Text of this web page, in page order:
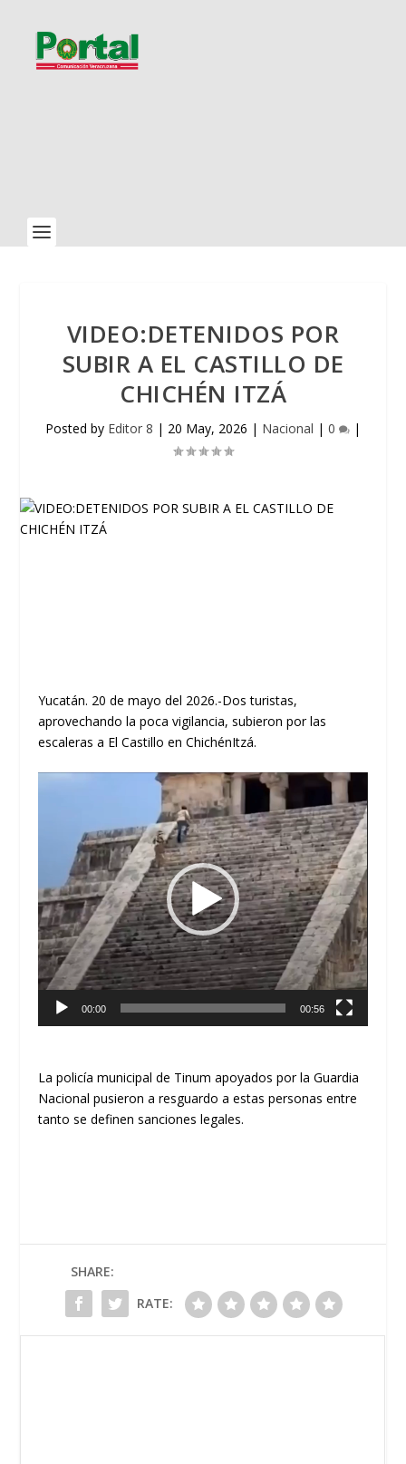
VIDEO:DETENIDOS POR
SUBIR A EL CASTILLO DE
CHICHÉN ITZÁ
Posted by Editor 8 | 20 May, 2026 | Nacional | 0 |
Yucatán. 20 de mayo del 2026.-Dos turistas,
aprovechando la poca vigilancia, subieron por las
escaleras a El Castillo en ChichénItzá.
Reproductor
00:00 00:56
La policía municipal de Tinum apoyados por la Guardia
Nacional pusieron a resguardo a estas personas entre
tanto se definen sanciones legales.
SHARE:
RATE: